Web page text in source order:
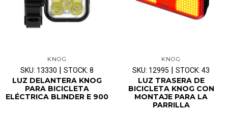
KNOG
SKU: 13330 | STOCK: 8
LUZ DELANTERA KNOG
PARA BICICLETA
ELÉCTRICA BLINDER E 900
KNOG
SKU: 12995 | STOCK: 43
LUZ TRASERA DE
BICICLETA KNOG CON
MONTAJE PARA LA
PARRILLA